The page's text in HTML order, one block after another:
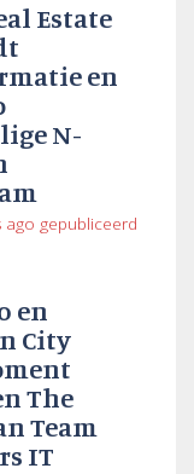
Estate
en
N-
ago gepubliceerd
en
City
The
Team
IT